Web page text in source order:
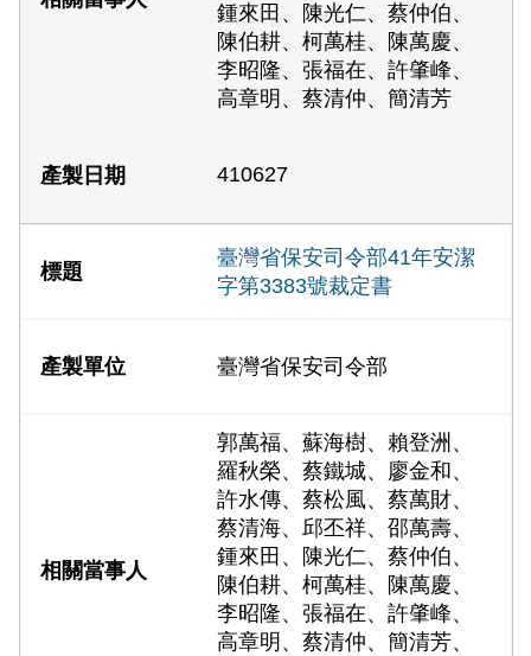
鍾來田、陳光仁、蔡仲伯、
陳伯耕、柯萬桂、陳萬慶、
李昭隆、張福在、許肇峰、
高章明、蔡清仲、簡清芳
410627
臺灣省保安司令部41年安潔
字第3383號裁定書
臺灣省保安司令部
郭萬福、蘇海樹、賴登洲、
羅秋榮、蔡鐵城、廖金和、
許水傳、蔡松風、蔡萬財、
蔡清海、邱丕祥、邵萬壽、
鍾來田、陳光仁、蔡仲伯、
陳伯耕、柯萬桂、陳萬慶、
李昭隆、張福在、許肇峰、
高章明、蔡清仲、簡清芳、